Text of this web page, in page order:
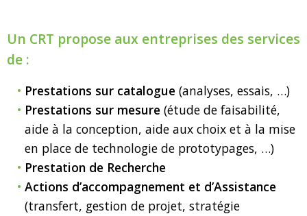
Un CRT propose aux entreprises des services
de :
Prestations sur catalogue (analyses, essais, …)
Prestations sur mesure (étude de faisabilité,
aide à la conception, aide aux choix et à la mise
en place de technologie de prototypages, …)
Prestation de Recherche
Actions d’accompagnement et d’Assistance
(transfert, gestion de projet, stratégie